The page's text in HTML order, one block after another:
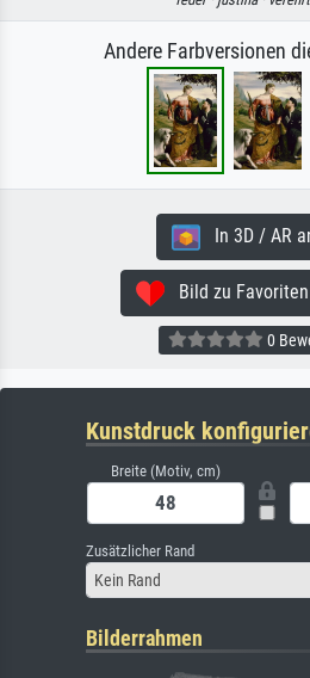
Andere Farbversionen
In 3D / AR
Bild zu Favoriten
0
Kunstdruck
Breite (Motiv, cm)
Zusätzlicher Rand
Kein Rand
Bilderrahmen